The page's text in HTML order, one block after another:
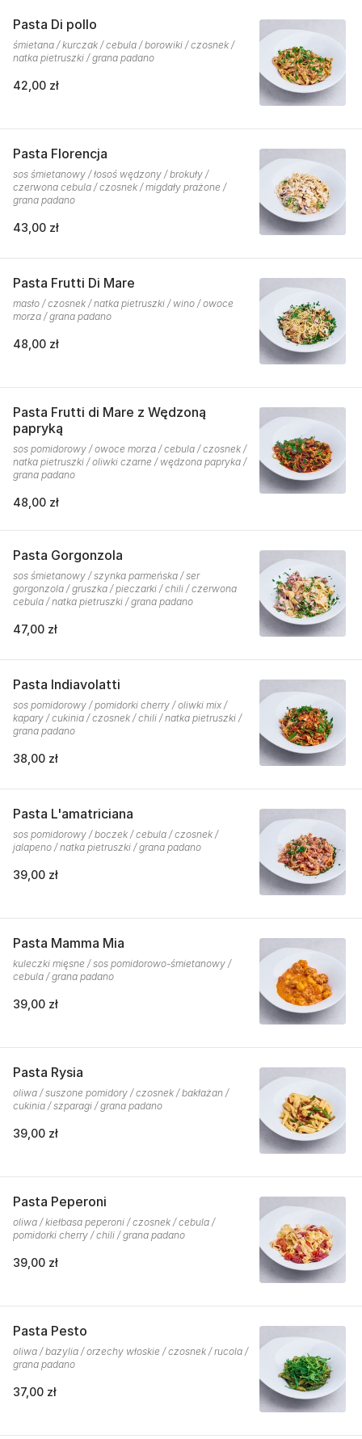
Pasta Di pollo
śmietana / kurczak / cebula / borowiki / czosnek /
natka pietruszki / grana padano
42,00 zł
Pasta Florencja
sos śmietanowy / łosoś wędzony / brokuły /
czerwona cebula / czosnek / migdały prażone /
grana padano
43,00 zł
Pasta Frutti Di Mare
masło / czosnek / natka pietruszki / wino / owoce
morza / grana padano
48,00 zł
Pasta Frutti di Mare z Wędzoną
papryką
sos pomidorowy / owoce morza / cebula / czosnek /
natka pietruszki / oliwki czarne / wędzona papryka /
grana padano
48,00 zł
Pasta Gorgonzola
sos śmietanowy / szynka parmeńska / ser
gorgonzola / gruszka / pieczarki / chili / czerwona
cebula / natka pietruszki / grana padano
47,00 zł
Pasta Indiavolatti
sos pomidorowy / pomidorki cherry / oliwki mix /
kapary / cukinia / czosnek / chili / natka pietruszki /
grana padano
38,00 zł
Pasta L'amatriciana
sos pomidorowy / boczek / cebula / czosnek /
jalapeno / natka pietruszki / grana padano
39,00 zł
Pasta Mamma Mia
kuleczki mięsne / sos pomidorowo-śmietanowy /
cebula / grana padano
39,00 zł
Pasta Rysia
oliwa / suszone pomidory / czosnek / bakłażan /
cukinia / szparagi / grana padano
39,00 zł
Pasta Peperoni
oliwa / kiełbasa peperoni / czosnek / cebula /
pomidorki cherry / chili / grana padano
39,00 zł
Pasta Pesto
oliwa / bazylia / orzechy włoskie / czosnek / rucola /
grana padano
37,00 zł